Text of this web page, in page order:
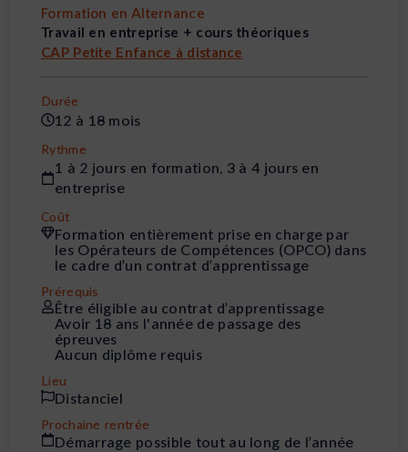
Formation en Alternance
Travail en entreprise + cours théoriques
CAP Petite Enfance à distance
Durée
12 à 18 mois
Rythme
1 à 2 jours en formation, 3 à 4 jours en
entreprise
Coût
Formation entièrement prise en charge par
les Opérateurs de Compétences (OPCO) dans
le cadre d’un contrat d’apprentissage
Prérequis
Être éligible au contrat d’apprentissage
Avoir 18 ans l'année de passage des
épreuves
Aucun diplôme requis
Lieu
Distanciel
Prochaine rentrée
Démarrage possible tout au long de l’année